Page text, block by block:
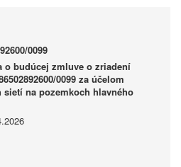
0099
o budúcej zmluve o zriadení
0099 za účelom
na pozemkoch hlavného